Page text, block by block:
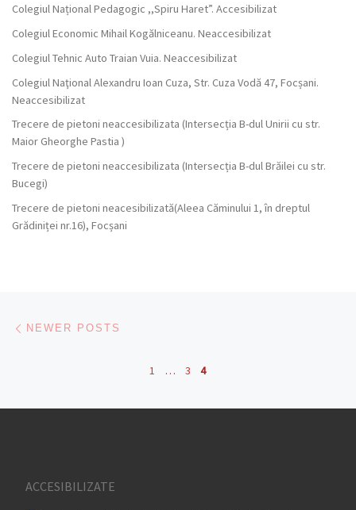
Colegiul Național Pedagogic ,,Spiru Haret”. Accesibilizat
Colegiul Economic Mihail Kogălniceanu. Neaccesibilizat
Colegiul Tehnic Auto Traian Vuia. Neaccesibilizat
Colegiul Naţional Alexandru Ioan Cuza, Str. Cuza Vodă 47, Focșani.
Neaccesibilizat
Trecere de pietoni neaccesibilizata (Intersecția B-dul Unirii cu str.
Maior Gheorghe Pastia )
Trecere de pietoni neaccesibilizata (Intersecția B-dul Brăilei cu str.
Bucegi)
Trecere de pietoni neacesibilizată(Aleea Căminului 1, în dreptul
Grădiniței nr.16), Focșani
Posts navigation
NEWER POSTS
1 … 3 4
ACCESIBILIZATE